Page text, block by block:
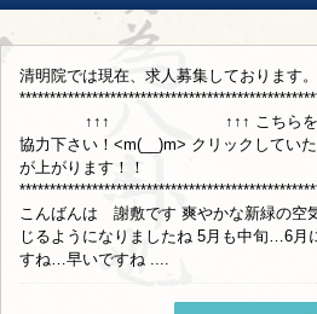
清明院では現在、求人募集しております
↑↑↑ ↑↑↑ こちらを、1日1
協力下さい！<m(__)m> クリックしてい
が上がります！！
こんばんは 謝敷です 爽やかな新緑の空
じるようになりましたね 5月も中旬…6月
すね…早いですね ....